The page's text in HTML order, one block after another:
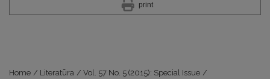
print
Home / Literatūra / Vol. 57 No. 5 (2015): Special Issue /